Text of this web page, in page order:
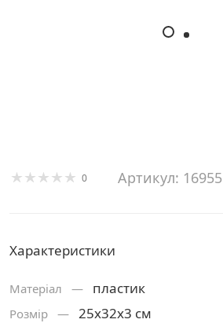
0 Артикул: 16955
Характеристики
Матерiал — пластик
Розмiр — 25х32х3 см